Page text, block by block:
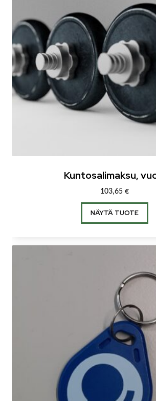
Kuntosalimaksu,
103,65 €
NÄYTÄ TUOTE